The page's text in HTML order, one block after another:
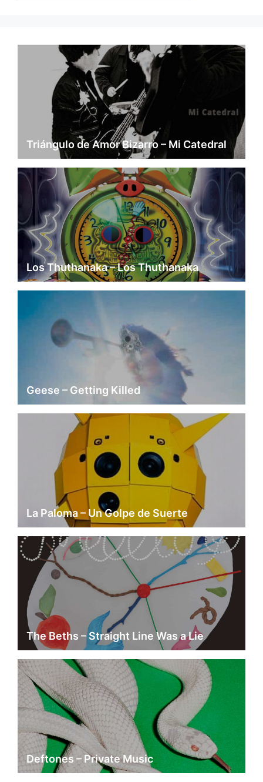
Triángulo de Amor Bizarro – Mi Catedral
Los Thuthanaka – Los Thuthanaka
Geese – Getting Killed
La Paloma – Un Golpe de Suerte
The Beths – Straight Line Was a Lie
Deftones – Private Music